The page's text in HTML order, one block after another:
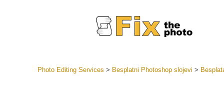
Photo Editing Services > Besplatni Photoshop slojevi >